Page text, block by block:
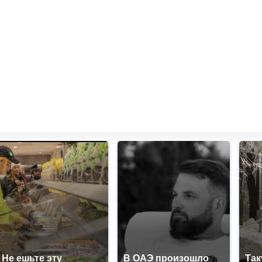
Не ешьте эту В ОАЭ произошло